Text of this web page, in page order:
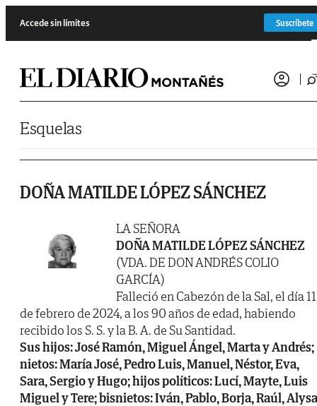
Accede sin límites Suscríbete
Esquelas
DOÑA MATILDE LÓPEZ SÁNCHEZ
LA SEÑORA
DOÑA MATILDE LÓPEZ SÁNCHEZ
(VDA. DE DON ANDRÉS COLIO
GARCÍA)
Falleció en Cabezón de la Sal, el día 11
de febrero de 2024, a los 90 años de edad, habiendo
recibido los S. S. y la B. A. de Su Santidad.
Sus hijos: José Ramón, Miguel Ángel, Marta y Andrés;
nietos: María José, Pedro Luis, Manuel, Néstor, Eva,
Sara, Sergio y Hugo; hijos políticos: Lucí, Mayte, Luis
Miguel y Tere; bisnietos: Iván, Pablo, Borja, Raúl,